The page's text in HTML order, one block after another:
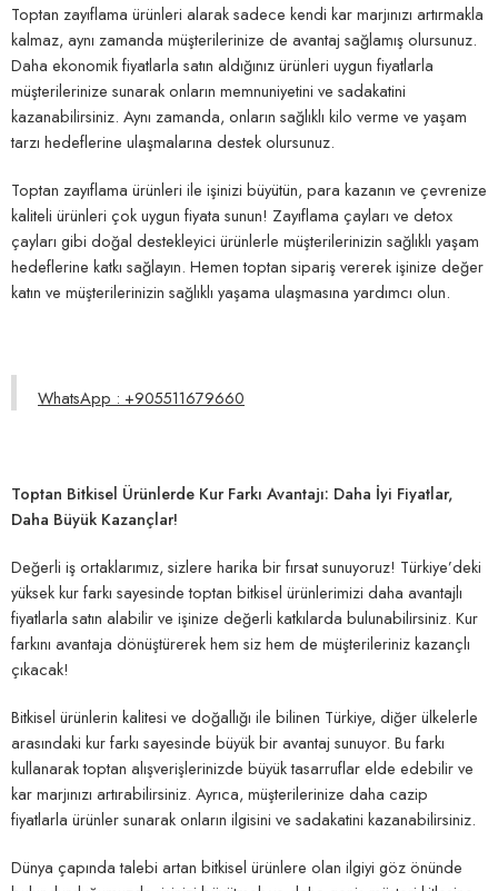
Toptan zayıflama ürünleri alarak sadece kendi kar marjınızı artırmakla
kalmaz, aynı zamanda müşterilerinize de avantaj sağlamış olursunuz.
Daha ekonomik fiyatlarla satın aldığınız ürünleri uygun fiyatlarla
müşterilerinize sunarak onların memnuniyetini ve sadakatini
kazanabilirsiniz. Aynı zamanda, onların sağlıklı kilo verme ve yaşam
tarzı hedeflerine ulaşmalarına destek olursunuz.
Toptan zayıflama ürünleri ile işinizi büyütün, para kazanın ve çevrenize
kaliteli ürünleri çok uygun fiyata sunun! Zayıflama çayları ve detox
çayları gibi doğal destekleyici ürünlerle müşterilerinizin sağlıklı yaşam
hedeflerine katkı sağlayın. Hemen toptan sipariş vererek işinize değer
katın ve müşterilerinizin sağlıklı yaşama ulaşmasına yardımcı olun.
WhatsApp : +905511679660
Toptan Bitkisel Ürünlerde Kur Farkı Avantajı: Daha İyi Fiyatlar,
Daha Büyük Kazançlar!
Değerli iş ortaklarımız, sizlere harika bir fırsat sunuyoruz! Türkiye’deki
yüksek kur farkı sayesinde toptan bitkisel ürünlerimizi daha avantajlı
fiyatlarla satın alabilir ve işinize değerli katkılarda bulunabilirsiniz. Kur
farkını avantaja dönüştürerek hem siz hem de müşterileriniz kazançlı
çıkacak!
Bitkisel ürünlerin kalitesi ve doğallığı ile bilinen Türkiye, diğer ülkelerle
arasındaki kur farkı sayesinde büyük bir avantaj sunuyor. Bu farkı
kullanarak toptan alışverişlerinizde büyük tasarruflar elde edebilir ve
kar marjınızı artırabilirsiniz. Ayrıca, müşterilerinize daha cazip
fiyatlarla ürünler sunarak onların ilgisini ve sadakatini kazanabilirsiniz.
Dünya çapında talebi artan bitkisel ürünlere olan ilgiyi göz önünde